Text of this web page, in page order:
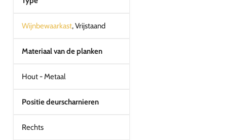
Wijnbewaarkast, Vrijstaand
Materiaal van de planken
Hout - Metaal
Positie deurscharnieren
Rechts